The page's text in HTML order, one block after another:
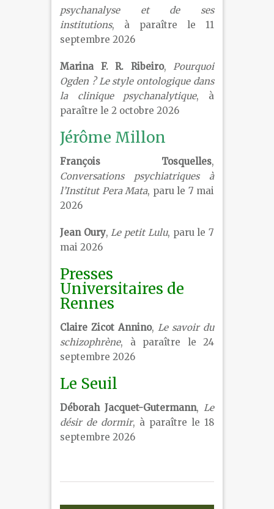
psychanalyse et de ses
institutions, à paraître le 11
septembre 2026
Marina F. R. Ribeiro,
Pourquoi
Ogden ? Le style ontologique dans
la clinique psychanalytique, à
paraître le 2 octobre 2026
Jérôme Millon
François Tosquelles,
Conversations psychiatriques à
l’Institut Pera Mata, paru le 7 mai
2026
Jean Oury, Le petit Lulu, paru le 7
mai 2026
Presses
Universitaires de
Rennes
Claire Zicot Annino, Le savoir du
schizophrène, à paraître le 24
septembre 2026
Le Seuil
Déborah Jacquet-Gutermann, Le
désir de dormir, à paraître le 18
septembre 2026